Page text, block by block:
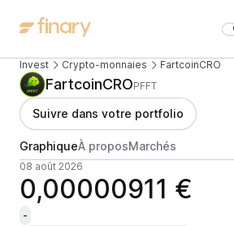
Invest Crypto-monnaies FartcoinCRO
FartcoinCROPFFT
Suivre dans votre portfolio
GraphiqueÀ proposMarchés
08 août 2026
0,00000911 €
-